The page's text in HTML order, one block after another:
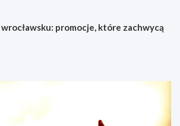
promocje, które zachwycą